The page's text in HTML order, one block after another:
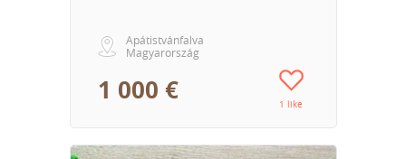
Apátistvánfalva
Magyarország
1 000 € 1 like